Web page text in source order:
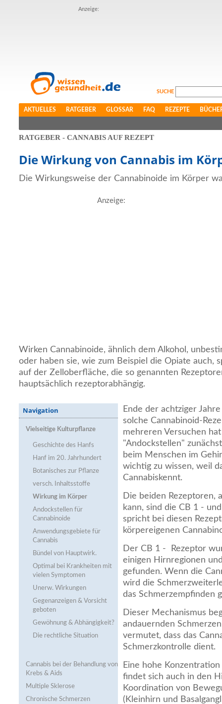
Anzeige:
SUCHE
AKTUELLES RATGEBER GLOSSAR FAQ REZEPTE
RATGEBER - CANNABIS AUF REZEPT
Die Wirkung von Cannabis im
Die Wirkungsweise der Cannabinoide im Körper
Anzeige:
Wirken Cannabinoide, ähnlich dem Alkohol,
oder haben sie, wie zum Beispiel die Opiate auch,
auf der Zelloberfläche, die so genannten
hauptsächlich rezeptorabhängig.
Navigation
Vielseitige Kulturpflanze
Geschichte des Hanfs
Hanf im 20. Jahrhundert
Botanisches zur Pflanze
versch. Inhaltsstoffe
Wirkung im Körper
Andockstellen für
Cannabinoide
Anwendungsgebiete für
Cannabis
Bündel von Hauptwirk.
Optimal bei Krankheiten mit
vielen Symptomen
Unerw. Wirkungen
Gegenanzeigen & Vorsicht
geboten
Gewöhnung & Abhängigkeit?
Die rechtliche Situation
Cannabis bei der Behandlung von
Krebs & Aids
Multiple Sklerose
Chronische Schmerzen
Ende der achtziger
solche Cannabinoid-
mehreren Versuchen
"Andockstellen"
beim Menschen im
wichtig zu wissen, weil
Cannabiskennt.
Die beiden Rezeptoren,
kann, sind die CB 1 -
spricht bei diesen
körpereigenen
Der CB 1 - Rezeptor
einigen Hirnregionen
gefunden. Wenn die
wird die
das Schmerzempfinden
Dieser Mechanismus
andauernden
vermutet, dass das
Schmerzkontrolle dient.
Eine hohe
findet sich auch in den
Koordination von
(Kleinhirn und